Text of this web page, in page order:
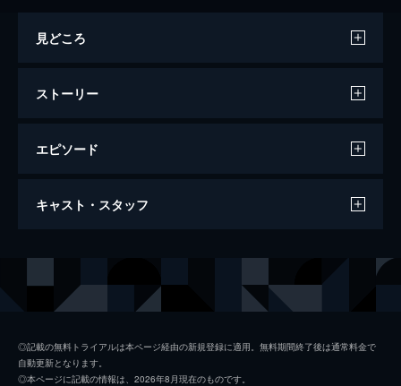
見どころ
ストーリー
エピソード
アブルプティオ 狂気人形
キャスト・スタッフ
クリストファー・マクドナルド
◎記載の無料トライアルは本ページ経由の新規登録に適用。無料期間終了後は通常料金で
自動更新となります。
◎本ページに記載の情報は、2026年8月現在のものです。